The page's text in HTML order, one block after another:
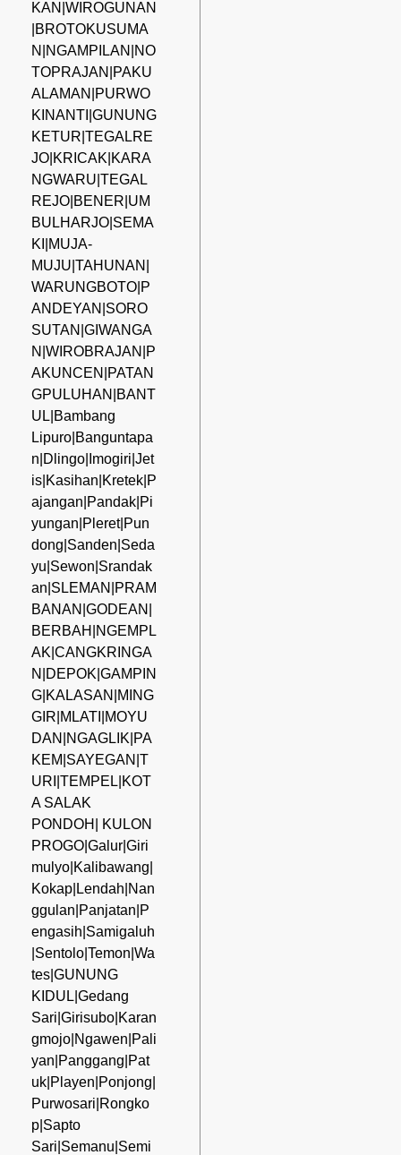
KAN|WIROGUNAN
|BROTOKUSUMA
N|NGAMPILAN|NO
TOPRAJAN|PAKU
ALAMAN|PURWO
KINANTI|GUNUNG
KETUR|TEGALRE
JO|KRICAK|KARA
NGWARU|TEGAL
REJO|BENER|UM
BULHARJO|SEMA
KI|MUJA-
MUJU|TAHUNAN|
WARUNGBOTO|P
ANDEYAN|SORO
SUTAN|GIWANGA
N|WIROBRAJAN|P
AKUNCEN|PATAN
GPULUHAN|BANT
UL|Bambang
Lipuro|Banguntapa
n|Dlingo|Imogiri|Jet
is|Kasihan|Kretek|P
ajangan|Pandak|Pi
yungan|Pleret|Pun
dong|Sanden|Seda
yu|Sewon|Srandak
an|SLEMAN|PRAM
BANAN|GODEAN|
BERBAH|NGEMPL
AK|CANGKRINGA
N|DEPOK|GAMPIN
G|KALASAN|MING
GIR|MLATI|MOYU
DAN|NGAGLIK|PA
KEM|SAYEGAN|T
URI|TEMPEL|KOT
A SALAK
PONDOH| KULON
PROGO|Galur|Giri
mulyo|Kalibawang|
Kokap|Lendah|Nan
ggulan|Panjatan|P
engasih|Samigaluh
|Sentolo|Temon|Wa
tes|GUNUNG
KIDUL|Gedang
Sari|Girisubo|Karan
gmojo|Ngawen|Pali
yan|Panggang|Pat
uk|Playen|Ponjong|
Purwosari|Rongko
p|Sapto
Sari|Semanu|Semi